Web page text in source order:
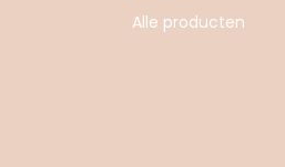
Alle producten